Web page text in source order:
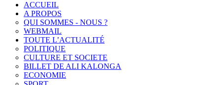
ACCUEIL
A PROPOS
QUI SOMMES - NOUS ?
WEBMAIL
TOUTE L’ACTUALITÉ
POLITIQUE
CULTURE ET SOCIETE
BILLET DE ALI KALONGA
ECONOMIE